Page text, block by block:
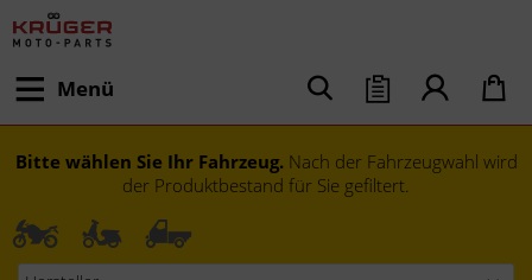
Menü
Bitte wählen Sie Ihr Fahrzeug. Nach der Fahrzeugwahl wird
der Produktbestand für Sie gefiltert.